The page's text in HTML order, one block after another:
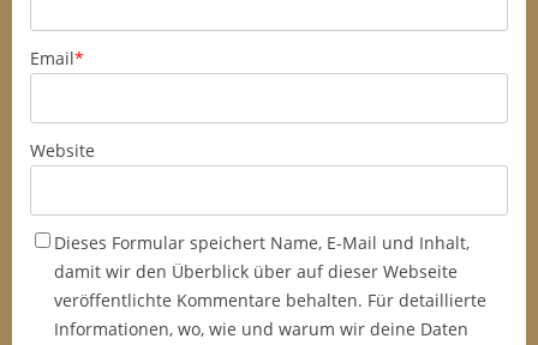
Email*
Website
Dieses Formular speichert Name, E-Mail und Inhalt,
damit wir den Überblick über auf dieser Webseite
veröffentlichte Kommentare behalten. Für detaillierte
Informationen, wo, wie und warum wir deine Daten